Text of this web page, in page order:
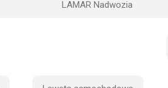
LAMAR Nadwozia